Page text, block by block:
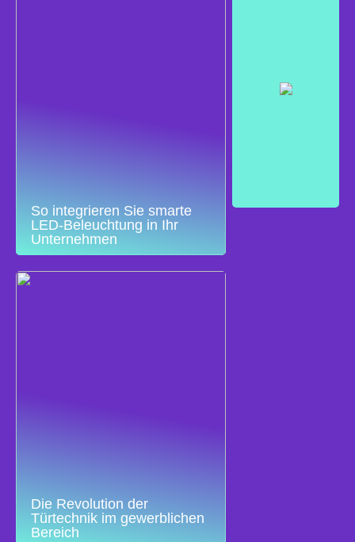
So integrieren Sie smarte
LED-Beleuchtung in Ihr
Unternehmen
Die Revolution der
Türtechnik im gewerblichen
Bereich